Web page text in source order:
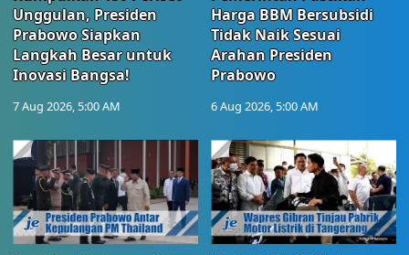
Unggulan, Presiden
Prabowo Siapkan
Langkah Besar untuk
Inovasi Bangsa!
7 Aug 2026, 5:00 AM
Harga BBM Bersubsidi
Tidak Naik Sesuai
Arahan Presiden
Prabowo
6 Aug 2026, 5:00 AM